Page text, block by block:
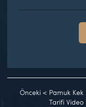
Önceki < Pamuk Kek
Tarifi Video